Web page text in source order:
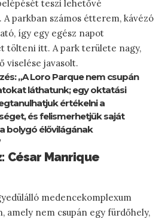
teszi lehetővé
parkban számos étterem, kávézó
így egy egész napot
tölteni itt. A park területe nagy,
viselése javasolt.
„A Loro Parque nem csupán
láthatunk; egy oktatási
értékelni a
és felismerhetjük saját
bolygó élővilágának
César Manrique
medencekomplexum
amely nem csupán egy fürdőhely,